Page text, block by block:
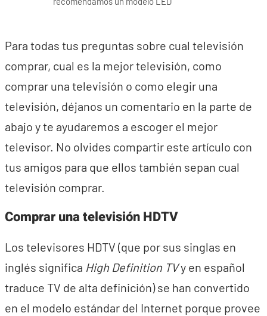
Para todas tus preguntas sobre cual televisión
comprar, cual es la mejor televisión, como
comprar una televisión o como elegir una
televisión, déjanos un comentario en la parte de
abajo y te ayudaremos a escoger el mejor
televisor. No olvides compartir este artículo con
tus amigos para que ellos también sepan cual
televisión comprar.
Comprar una televisión HDTV
Los televisores HDTV (que por sus singlas en
inglés significa High Definition TVy en español
traduce TV de alta definición) se han convertido
en el modelo estándar del Internet porque provee